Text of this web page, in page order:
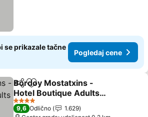
se prikazale tačne
Pogledaj cene
Deli Dodati u favorite
Bordoy Mostatxins -
Hotel Boutique Adults
Only
4 Zvezdice
9,6 Odlično
1.629